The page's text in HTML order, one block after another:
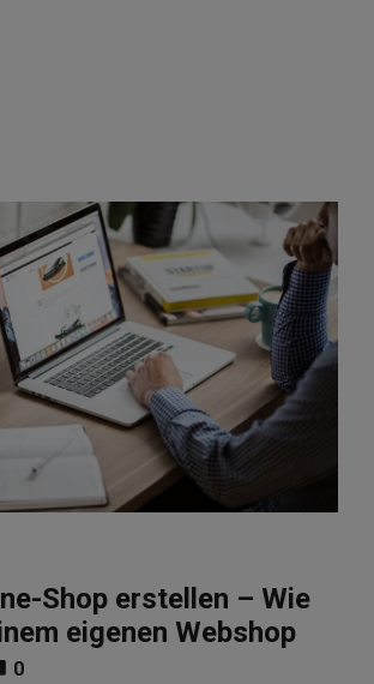
Shop erstellen – Wie
eigenen Webshop
0